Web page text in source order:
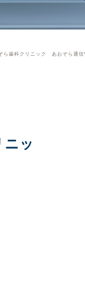
歯科クリニック あおぞら通
ッ